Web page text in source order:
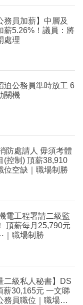
務員加薪】中層及
薪5.26%！議員：將
處理
迫公務員準時放工 6
關機
防處請人 毋須考體
(控制) 頂薪38,910
位空缺｜職場制勝
電工程署請二級監
頂薪每月25,790元
｜職場制勝
二級私人秘書】DS
薪30,165元 一文睇
務員職位｜職場制